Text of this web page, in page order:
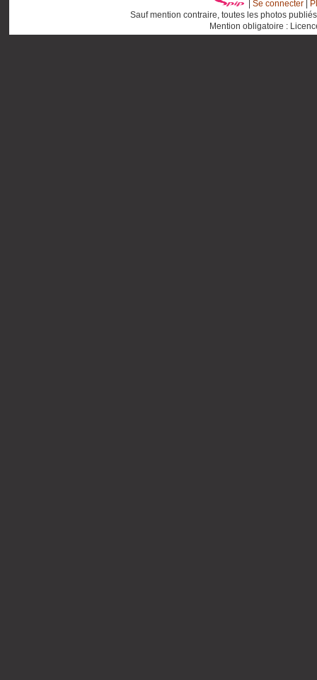
Se connecter|
Sauf mention contraire, toutes les photos
Mention obligatoire :